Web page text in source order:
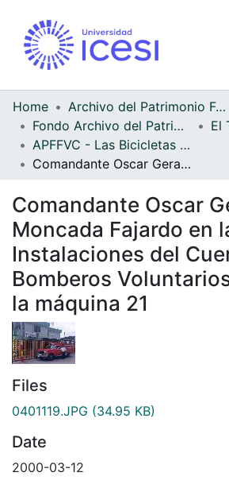
Home
Archivo del Patrimonio Fotográfico y Fílmico del Valle del Cauca
Fondo Archivo del Patrimonio Fotográfico y Fílmico del Valle del Cauca
El
APFFVC - Las Bicicletas y Ca - Patrimonial
Comandante Oscar Gerardo Moncada Fajardo en las Instalaciones del Cuerpo de Bomberos Voluntarios, al lado de la máquina 21
Comandante Oscar
Moncada Fajardo en
Instalaciones del
Bomberos
la máquina 21
Files
0401119.JPG (34.95 KB)
Date
2000-03-12